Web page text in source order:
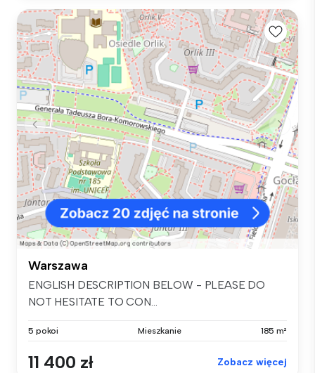
Warszawa
ENGLISH DESCRIPTION BELOW - PLEASE DO
NOT HESITATE TO CON...
5 pokoi Mieszkanie 185 m²
11 400 zł Zobacz więcej